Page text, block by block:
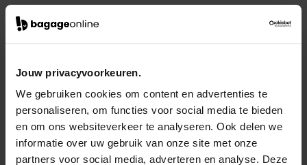
Jouw privacyvoorkeuren.
We gebruiken cookies om content en advertenties te
personaliseren, om functies voor social media te bieden
en om ons websiteverkeer te analyseren. Ook delen we
informatie over uw gebruik van onze site met onze
partners voor social media, adverteren en analyse. Deze